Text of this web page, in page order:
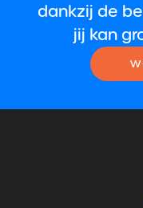
dankzij de
jij kan